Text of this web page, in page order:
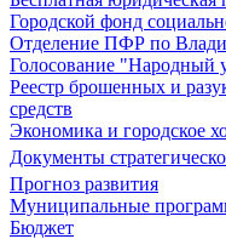
Городской фонд
Отделение ПФР по
Голосование "Народный
Реестр брошенных и
средств
Экономика и городское
Документы
Прогноз развития
Муниципальные
Бюджет